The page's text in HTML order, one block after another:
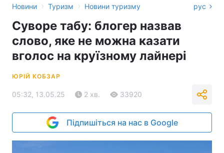
Новини › Туризм › Новини туризму рус
Суворе табу: блогер назвав
слово, яке не можна казати
вголос на круїзному лайнері
ЮРІЙ КОБЗАР
05:32, 13.05.25 2 хв. 33920
Підпишіться на нас в Google